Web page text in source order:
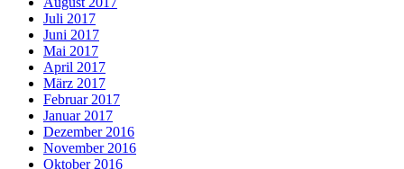
Juli 2017
Juni 2017
Mai 2017
April 2017
März 2017
Februar 2017
Januar 2017
Dezember 2016
November 2016
Oktober 2016